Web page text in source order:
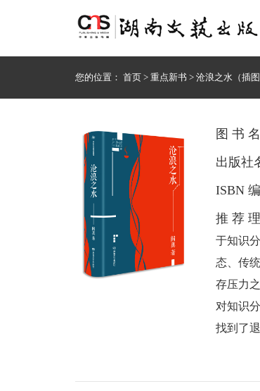
您的位置： 首页 > 重点新书 > 沧浪之水（插图
图 书
出版社
ISBN
推 荐
于知识
态、传
存压力
对知识
找到了